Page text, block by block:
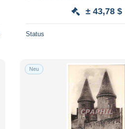
± 43,78 $
Status
Neu